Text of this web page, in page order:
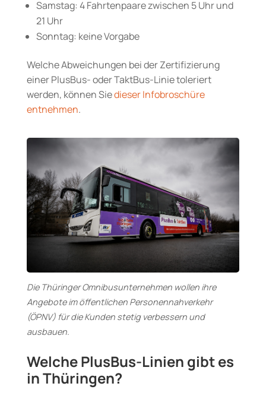
Samstag: 4 Fahrtenpaare zwischen 5 Uhr und
21 Uhr
Sonntag: keine Vorgabe
Welche Abweichungen bei der Zertifizierung
einer PlusBus- oder TaktBus-Linie toleriert
werden, können Siedieser Infobroschüre
entnehmen.
Die Thüringer Omnibusunternehmen wollen ihre
Angebote im öffentlichen Personennahverkehr
(ÖPNV) für die Kunden stetig verbessern und
ausbauen.
Welche PlusBus-Linien gibt es
in Thüringen?